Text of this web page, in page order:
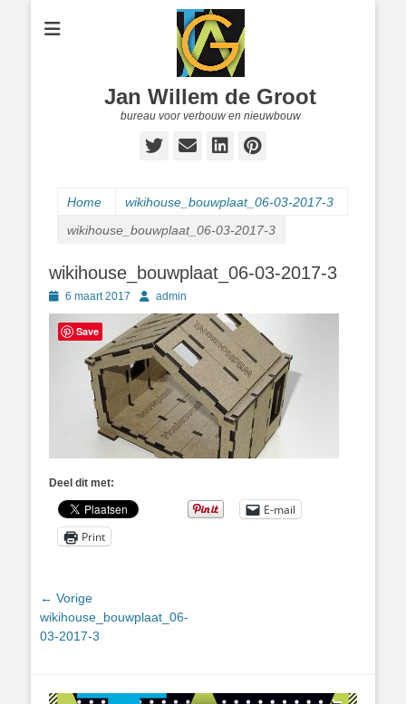
Jan Willem de Groot
bureau voor verbouw en nieuwbouw
Twitter
E-
LinkedIn
Pinterest
Home
wikihouse_bouwplaat_06-03-2017-3
wikihouse_bouwplaat_06-03-2017-3
wikihouse_bouwplaat_06-03-2017-3
Geplaatst
op
6 maart 2017 Authoradmin
Deel dit met:
E-mail
Print
Bericht
navigatie
← Vorige
Vorig
bericht:
wikihouse_bouwplaat_06-
03-2017-3
Save